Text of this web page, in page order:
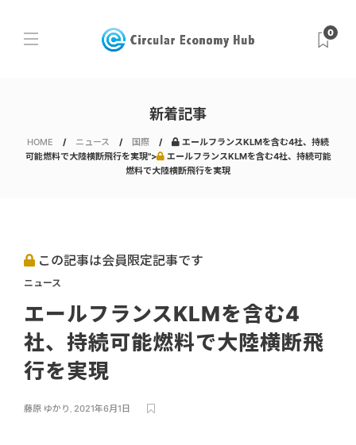
0
新着記事
HOME ニュース 国際
エールフランスKLMを含む4社、持続
可能燃料で大陸横断飛行を実現">
エールフランスKLMを含む4社、持続可能
燃料で大陸横断飛行を実現
この記事は会員限定記事です
ニュース
エールフランスKLMを含む4
社、持続可能燃料で大陸横断飛
行を実現
藤原 ゆかり , 2021年6月1日